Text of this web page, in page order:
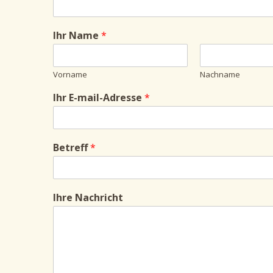
Ihr Name *
Vorname Nachname
Ihr E-mail-Adresse *
Betreff*
Ihre Nachricht